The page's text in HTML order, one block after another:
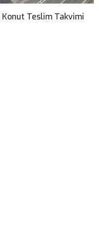
Konut Teslim Takvimi